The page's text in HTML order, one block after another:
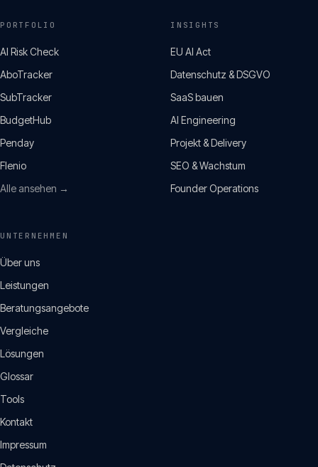
PORTFOLIO
AI Risk Check
AboTracker
SubTracker
BudgetHub
Penday
Flenio
Alle ansehen →
INSIGHTS
EU AI Act
Datenschutz & DSGVO
SaaS bauen
AI Engineering
Projekt & Delivery
SEO & Wachstum
Founder Operations
UNTERNEHMEN
Über uns
Leistungen
Beratungsangebote
Vergleiche
Lösungen
Glossar
Tools
Kontakt
Impressum